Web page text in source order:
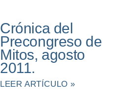
Crónica del
Precongreso de
Mitos, agosto
2011.
LEER ARTÍCULO »